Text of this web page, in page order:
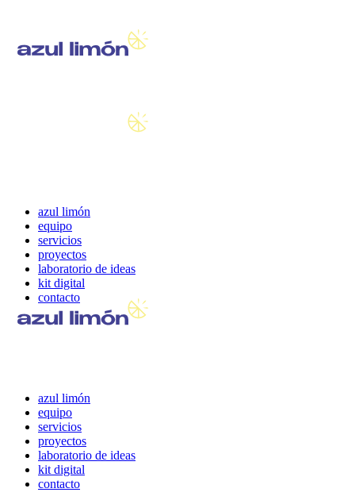
azul limón
equipo
servicios
proyectos
laboratorio de ideas
kit digital
contacto
azul limón
equipo
servicios
proyectos
laboratorio de ideas
kit digital
contacto